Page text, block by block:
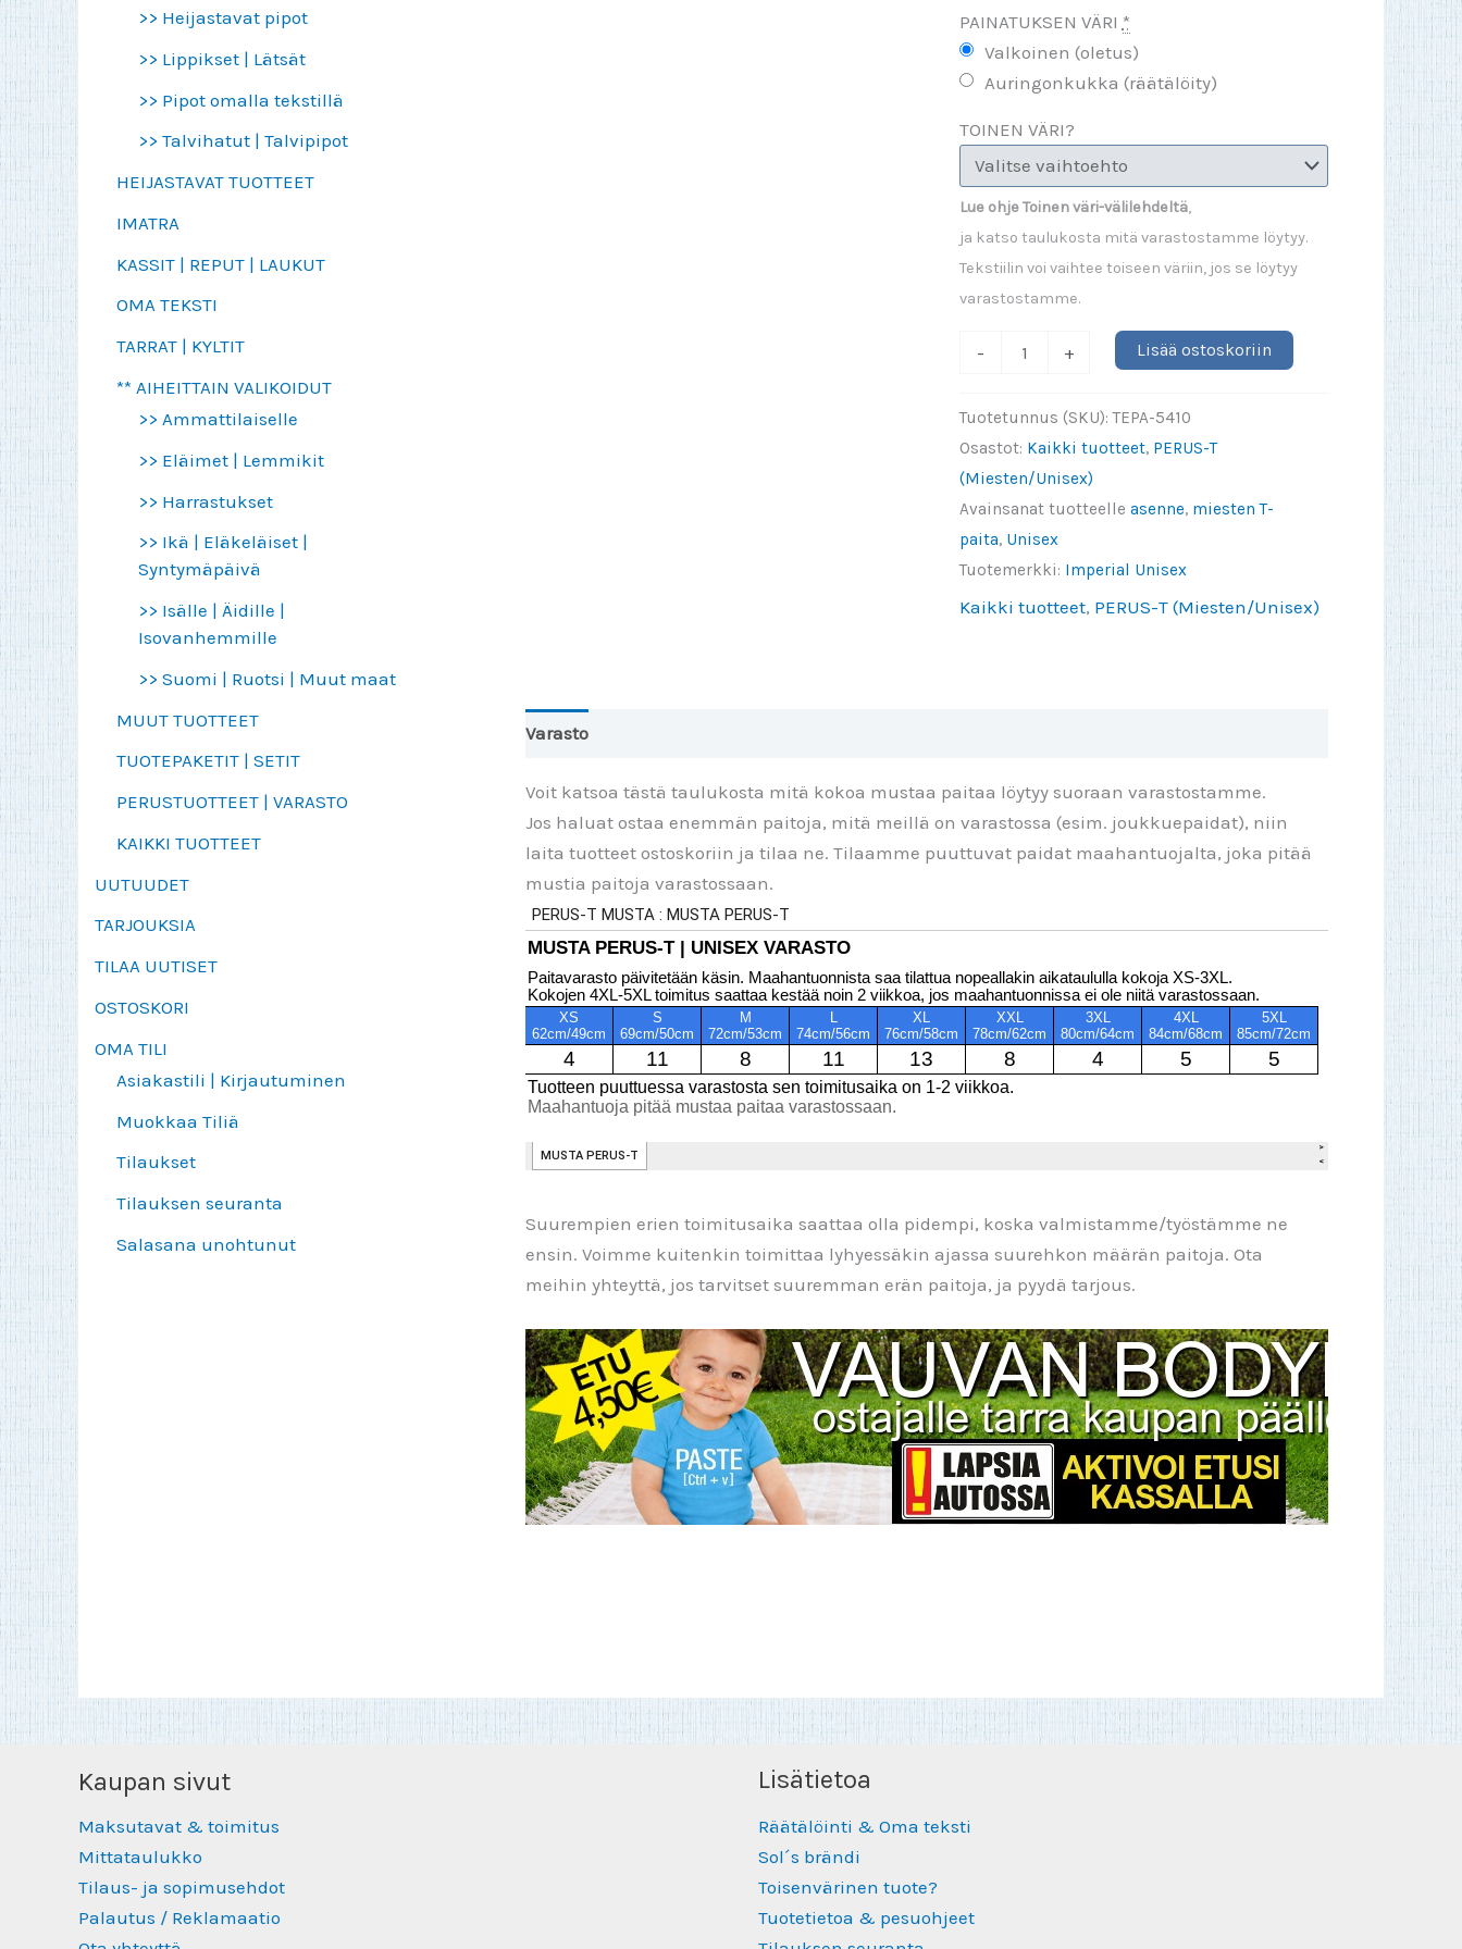
>> Heijastavat pipot
>> Lippikset | Lätsät
>> Pipot omalla tekstillä
>> Talvihatut | Talvipipot
HEIJASTAVAT TUOTTEET
IMATRA
KASSIT | REPUT | LAUKUT
OMA TEKSTI
TARRAT | KYLTIT
** AIHEITTAIN VALIKOIDUT
>> Ammattilaiselle
>> Eläimet | Lemmikit
>> Harrastukset
>> Ikä | Eläkeläiset |
Syntymäpäivä
>> Isälle | Äidille |
Isovanhemmille
>> Suomi | Ruotsi | Muut maat
MUUT TUOTTEET
TUOTEPAKETIT | SETIT
PERUSTUOTTEET | VARASTO
KAIKKI TUOTTEET
UUTUUDET
TARJOUKSIA
TILAA UUTISET
OSTOSKORI
OMA TILI
Asiakastili | Kirjautuminen
Muokkaa Tiliä
Tilaukset
Tilauksen seuranta
Salasana unohtunut
PAINATUKSEN VÄRI *
Valkoinen (oletus)
Auringonkukka (räätälöity)
TOINEN VÄRI?
Lue ohje Toinen väri-välilehdeltä,
ja katso taulukosta mitä varastostamme löytyy.
Tekstiilin voi vaihtee toiseen väriin, jos se löytyy
varastostamme.
-
makkarisi
+ Lisää ostoskoriin
Tuotetunnus (SKU):TEPA-5410
Osastot: Kaikki tuotteet, PERUS-T
(Miesten/Unisex)
Avainsanat tuotteelle asenne, miesten T-
paita, Unisex
Tuotemerkki: Imperial Unisex
Kaikki tuotteet, PERUS-T (Miesten/Unisex)
Varasto
Voit katsoa tästä taulukosta mitä kokoa mustaa paitaa löytyy suoraan varastostamme.
Jos haluat ostaa enemmän paitoja, mitä meillä on varastossa (esim. joukkuepaidat), niin
laita tuotteet ostoskoriin ja tilaa ne. Tilaamme puuttuvat paidat maahantuojalta, joka pitää
mustia paitoja varastossaan.
Suurempien erien toimitusaika saattaa olla pidempi, koska valmistamme/työstämme ne
ensin. Voimme kuitenkin toimittaa lyhyessäkin ajassa suurehkon määrän paitoja. Ota
meihin yhteyttä, jos tarvitset suuremman erän paitoja, ja pyydä tarjous.
Kaupan sivut
Maksutavat & toimitus
Mittataulukko
Tilaus- ja sopimusehdot
Palautus / Reklamaatio
Lisätietoa
Räätälöinti & Oma teksti
Sol´s brändi
Toisenvärinen tuote?
Tuotetietoa & pesuohjeet